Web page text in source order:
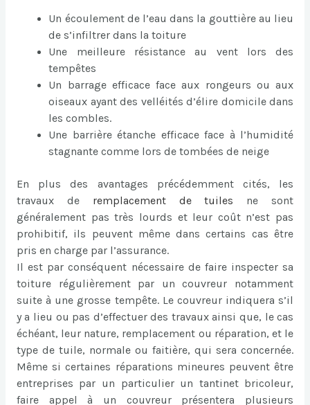
Un écoulement de l’eau dans la gouttière au lieu
de s’infiltrer dans la toiture
Une meilleure résistance au vent lors des
tempêtes
Un barrage efficace face aux rongeurs ou aux
oiseaux ayant des velléités d’élire domicile dans
les combles.
Une barrière étanche efficace face à l’humidité
stagnante comme lors de tombées de neige
En plus des avantages précédemment cités, les
travaux de
remplacement de tuiles
ne sont
généralement pas très lourds et leur coût n’est pas
prohibitif, ils peuvent même dans certains cas être
pris en charge par l’assurance.
Il est par conséquent nécessaire de faire inspecter sa
toiture régulièrement par un couvreur notamment
suite à une grosse tempête. Le couvreur indiquera s’il
y a lieu ou pas d’effectuer des travaux ainsi que, le cas
échéant, leur nature, remplacement ou réparation, et le
type de tuile, normale ou faitière, qui sera concernée.
Même si certaines réparations mineures peuvent être
entreprises par un particulier un tantinet bricoleur,
faire appel à un couvreur présentera plusieurs